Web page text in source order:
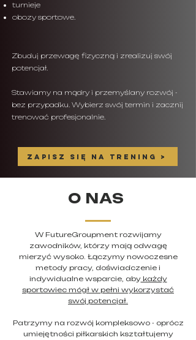
turnieje
obozy sportowe.
Zbuduj przewagę fizyczną i zrealizuj swój
potencjał.
Stawiamy na mądry i przemyślany rozwój -
bez przypadku. Wybierz swój termin i zacznij
trenować profesjonalnie.
ZAPISZ SIĘ NA TRENING >
O NAS
W FutureGroupment rozwijamy
zawodników, którzy mają odwagę
mierzyć wysoko. Łączymy nowoczesne
metody pracy, doświadczenie i
indywidualne wsparcie, abykażdy
sportowiec mógł w pełni wykorzystać
swój potencjał.
Patrzymy na rozwój kompleksowo - oprócz
umiejętności piłkarskich kształtujemy